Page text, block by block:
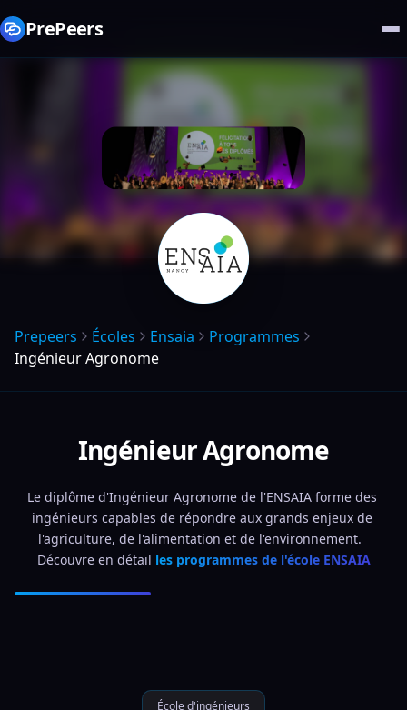
PrePeers
Prepeers Écoles Ensaia
Programmes
Ingénieur Agronome
Ingénieur Agronome
Le diplôme d'Ingénieur Agronome de l'ENSAIA forme des
ingénieurs capables de répondre aux grands enjeux de
l'agriculture, de l'alimentation et de l'environnement.
Découvre en détail les programmes de l'école ENSAIA
École d'ingénieurs